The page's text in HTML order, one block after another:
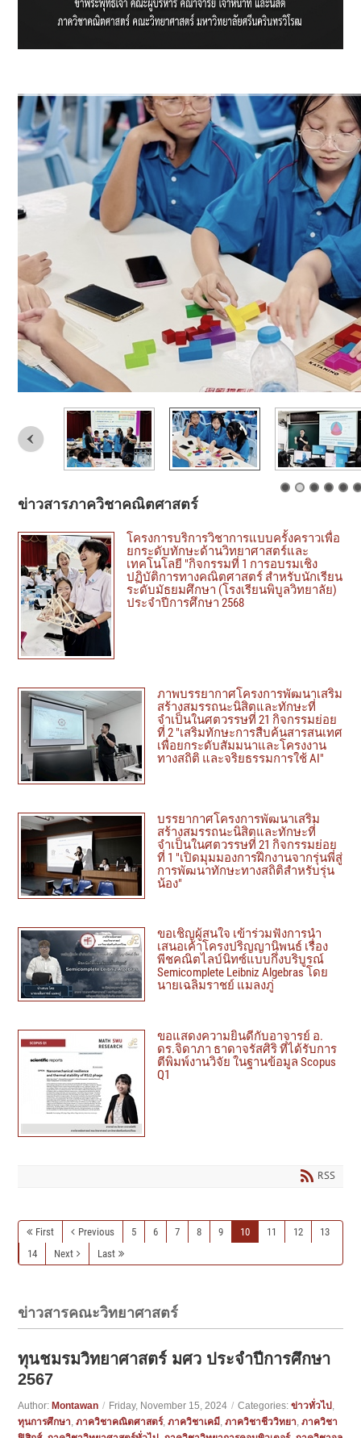
ข่าวสารภาควิชาคณิตศาสตร์
โครงการบริการวิชาการแบบครั้งคราวเพื่อ
ยกระดับทักษะด้านวิทยาศาสตร์และ
เทคโนโลยี "กิจกรรมที่ 1 การอบรมเชิง
ปฏิบัติการทางคณิตศาสตร์ สำหรับนักเรียน
ระดับมัธยมศึกษา (โรงเรียนพิบูลวิทยาลัย)
ประจำปีการศึกษา 2568
ภาพบรรยากาศโครงการพัฒนาเสริม
สร้างสมรรถนะนิสิตและทักษะที่
จำเป็นในศตวรรษที่ 21 กิจกรรมย่อย
ที่ 2 "เสริมทักษะการสืบค้นสารสนเทศ
เพื่อยกระดับสัมมนาและโครงงาน
ทางสถิติ และจริยธรรมการใช้ AI"
บรรยากาศโครงการพัฒนาเสริม
สร้างสมรรถนะนิสิตและทักษะที่
จำเป็นในศตวรรษที่ 21 กิจกรรมย่อย
ที่ 1 "เปิดมุมมองการฝึกงานจากรุ่นพี่สู่
การพัฒนาทักษะทางสถิติสำหรับรุ่น
น้อง"
ขอเชิญผู้สนใจ เข้าร่วมฟังการนำ
เสนอเค้าโครงปริญญานิพนธ์ เรื่อง
พีชคณิตไลบ์นิทซ์แบบกึ่งบริบูรณ์
Semicomplete Leibniz Algebras โดย
นายเฉลิมราชย์ แมลงภู่
ขอแสดงความยินดีกับอาจารย์ อ.
ดร.จิดาภา ธาดาจรัสศิริ ที่ได้รับการ
ตีพิมพ์งานวิจัย ในฐานข้อมูล Scopus
Q1
RSS
First Previous 5 6 7 8 9 10 11 12
13
14
Next Last
ข่าวสารคณะวิทยาศาสตร์
ทุนชมรมวิทยาศาสตร์ มศว ประจำปีการศึกษา
2567
Author: Montawan / Friday, November 15, 2024 / Categories:ข่าวทั่วไป ,
ทุนการศึกษา,ภาควิชาคณิตศาสตร์,ภาควิชาเคมี,ภาควิชาชีววิทยา,ภาควิชา